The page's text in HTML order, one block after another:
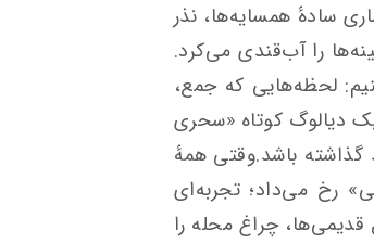
سادهٔ همسایه‌ها، نذر
را آب‌قندی می‌کرد.
لحظه‌هایی که جمع،
دیالوگ کوتاه «سحری
گذاشته باشد.وقتی همهٔ
رخ می‌داد؛ تجربه‌ای
قدیمی‌ها، چراغ محله را